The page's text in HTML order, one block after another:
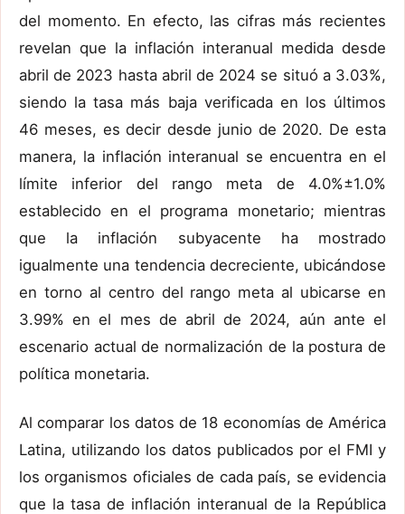
del momento. En efecto, las cifras más recientes
revelan que la inflación interanual medida desde
abril de 2023 hasta abril de 2024 se situó a 3.03%,
siendo la tasa más baja verificada en los últimos
46 meses, es decir desde junio de 2020. De esta
manera, la inflación interanual se encuentra en el
límite inferior del rango meta de 4.0%±1.0%
establecido en el programa monetario; mientras
que la inflación subyacente ha mostrado
igualmente una tendencia decreciente, ubicándose
en torno al centro del rango meta al ubicarse en
3.99% en el mes de abril de 2024, aún ante el
escenario actual de normalización de la postura de
política monetaria.
Al comparar los datos de 18 economías de América
Latina, utilizando los datos publicados por el FMI y
los organismos oficiales de cada país, se evidencia
que la tasa de inflación interanual de la República